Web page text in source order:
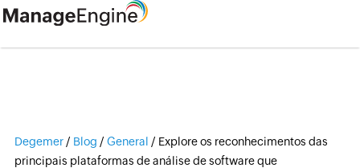
Degemer / Blog / General / Explore os reconhecimentos das
principais plataformas de análise de software que